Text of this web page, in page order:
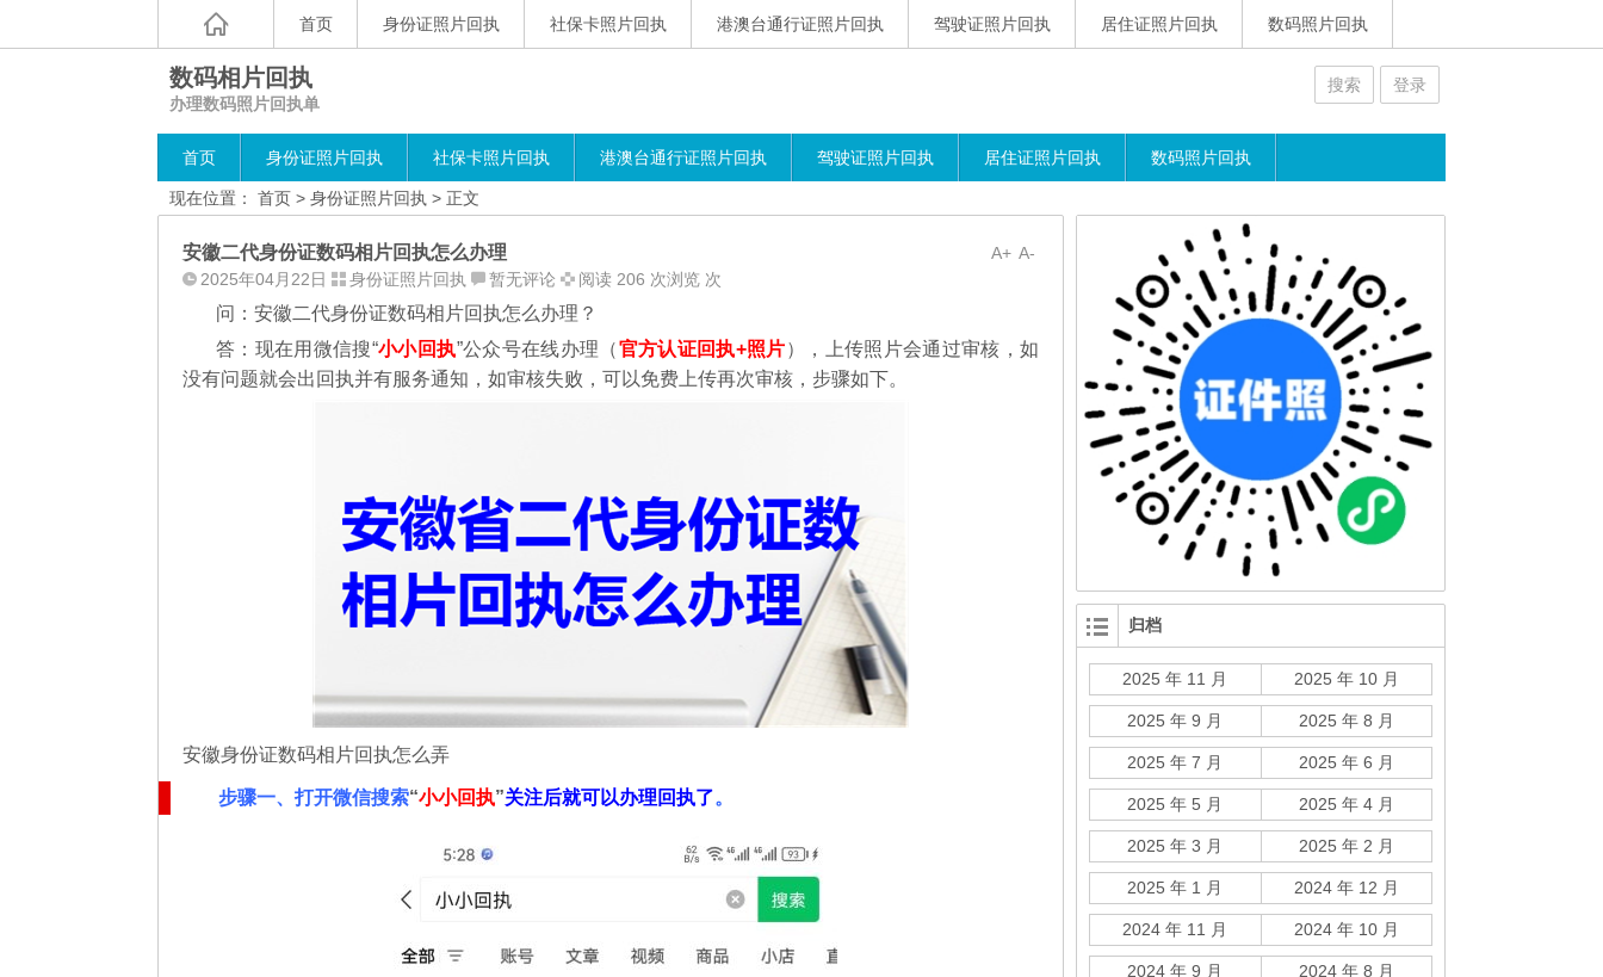
首页 身份证照片回执 社保卡照片回执 港澳台通行证照片回执 驾驶证照片回执 居住证照片回执 数码照片回执
数码相片回执
办理数码照片回执单
搜索 登录
首页 身份证照片回执 社保卡照片回执 港澳台通行证照片回执 驾驶证照片回执 居住证照片回执 数码照片回执
现在位置： 首页 > 身份证照片回执 > 正文
A-
A+
安徽二代身份证数码相片回执怎么办理
2025年04月22日 身份证照片回执 暂无评论 阅读 206 次浏览 次
问：安徽二代身份证数码相片回执怎么办理？
答：现在用微信搜“小小回执”公众号在线办理（官方认证回执+照片），
上传照片会通过审核，如
没有问题就会出回执并有服务通知，如审核失败，可以免费上传再次审核，步骤如下。
安徽身份证数码相片回执怎么弄
步骤一、 打开微信搜索“小小回执”关注后就可以办理回执了。
归档
2025 年 11 月 2025 年 10 月
2025 年 9 月 2025 年 8 月
2025 年 7 月 2025 年 6 月
2025 年 5 月 2025 年 4 月
2025 年 3 月 2025 年 2 月
2025 年 1 月 2024 年 12 月
2024 年 11 月 2024 年 10 月
2024 年 9 月 2024 年 8 月